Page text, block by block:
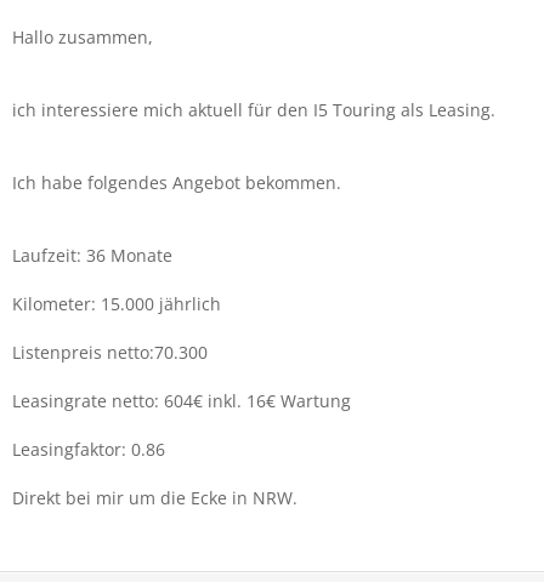
Hallo zusammen,
ich interessiere mich aktuell für den I5 Touring als Leasing.
Ich habe folgendes Angebot bekommen.
Laufzeit: 36 Monate
Kilometer: 15.000 jährlich
Listenpreis netto:70.300
Leasingrate netto: 604€ inkl. 16€ Wartung
Leasingfaktor: 0.86
Direkt bei mir um die Ecke in NRW.